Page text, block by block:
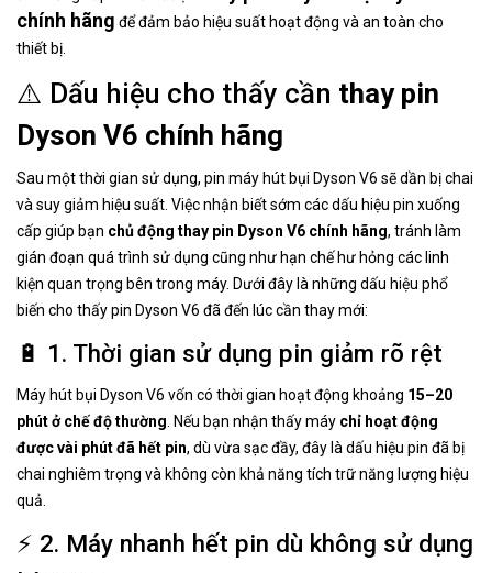
chính hãng để đảm bảo hiệu suất hoạt động và an toàn cho
thiết bị.
⚠️ Dấu hiệu cho thấy cần thay pin
Dyson V6 chính hãng
Sau một thời gian sử dụng, pin máy hút bụi Dyson V6 sẽ dần bị chai
và suy giảm hiệu suất. Việc nhận biết sớm các dấu hiệu pin xuống
cấp giúp bạn chủ động thay pin Dyson V6 chính hãng, tránh làm
gián đoạn quá trình sử dụng cũng như hạn chế hư hỏng các linh
kiện quan trọng bên trong máy. Dưới đây là những dấu hiệu phổ
biến cho thấy pin Dyson V6 đã đến lúc cần thay mới:
🔋 1. Thời gian sử dụng pin giảm rõ rệt
Máy hút bụi Dyson V6 vốn có thời gian hoạt động khoảng 15–20
phút ở chế độ thường . Nếu bạn nhận thấy máy chỉ hoạt động
được vài phút đã hết pin, dù vừa sạc đầy, đây là dấu hiệu pin đã bị
chai nghiêm trọng và không còn khả năng tích trữ năng lượng hiệu
quả.
⚡ 2. Máy nhanh hết pin dù không sử dụng